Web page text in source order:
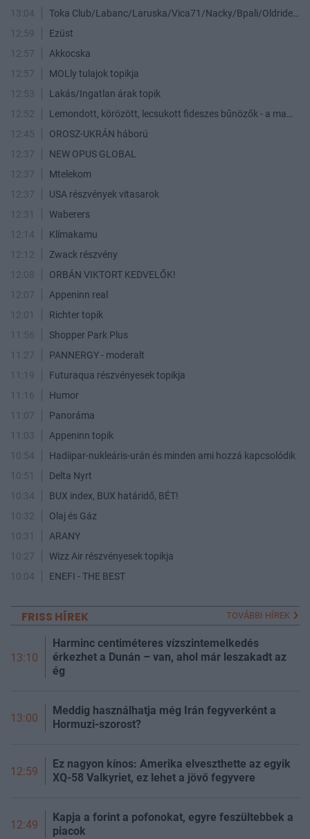
13:04
Toka Club/Labanc/Laruska/Vica71/Nacky/Bpali/Oldrider/Josefernando/Mcbull/Kawaszabi
12:59
Ezüst
12:57
Akkocska
12:57
MOLly tulajok topikja
12:53
Lakás/Ingatlan árak topik
12:52
Lemondott, körözött, lecsukott fideszes bűnözők - a maffia végnapjai
12:45
OROSZ-UKRÁN háború
12:37
NEW OPUS GLOBAL
12:37
Mtelekom
12:37
USA részvények vitasarok
12:31
Waberers
12:14
Klímakamu
12:12
Zwack részvény
12:08
ORBÁN VIKTORT KEDVELŐK!
12:07
Appeninn real
12:01
Richter topik
11:56
Shopper Park Plus
11:27
PANNERGY - moderalt
11:19
Futuraqua részvényesek topikja
11:16
Humor
11:07
Panoráma
11:03
Appeninn topik
10:54
Hadiipar-nukleáris-urán és minden ami hozzá kapcsolódik
10:51
Delta Nyrt
10:34
BUX index, BUX határidő, BÉT!
10:32
Olaj és Gáz
10:31
ARANY
10:27
Wizz Air részvényesek topikja
10:04
ENEFI - THE BEST
FRISS HÍREK TOVÁBBI HÍREK
13:10
Harminc centiméteres vízszintemelkedés
érkezhet a Dunán – van, ahol már leszakadt az
ég
13:00
Meddig használhatja még Irán fegyverként a
Hormuzi-szorost?
12:59
Ez nagyon kínos: Amerika elveszthette az egyik
XQ-58 Valkyriet, ez lehet a jövő fegyvere
12:49
Kapja a forint a pofonokat, egyre feszültebbek a
piacok